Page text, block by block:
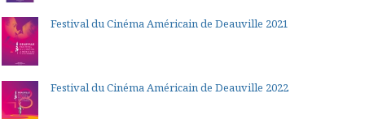
Festival du Cinéma Américain de Deauville 2021
Festival du Cinéma Américain de Deauville 2022